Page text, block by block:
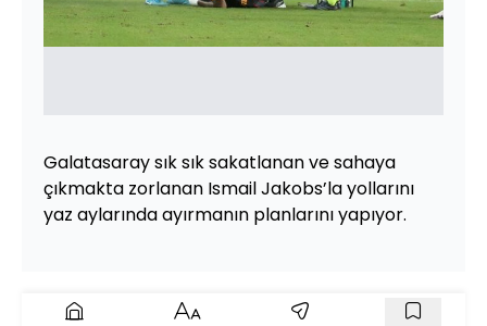
Galatasaray sık sık sakatlanan ve sahaya
çıkmakta zorlanan Ismail Jakobs’la yollarını
yaz aylarında ayırmanın planlarını yapıyor.